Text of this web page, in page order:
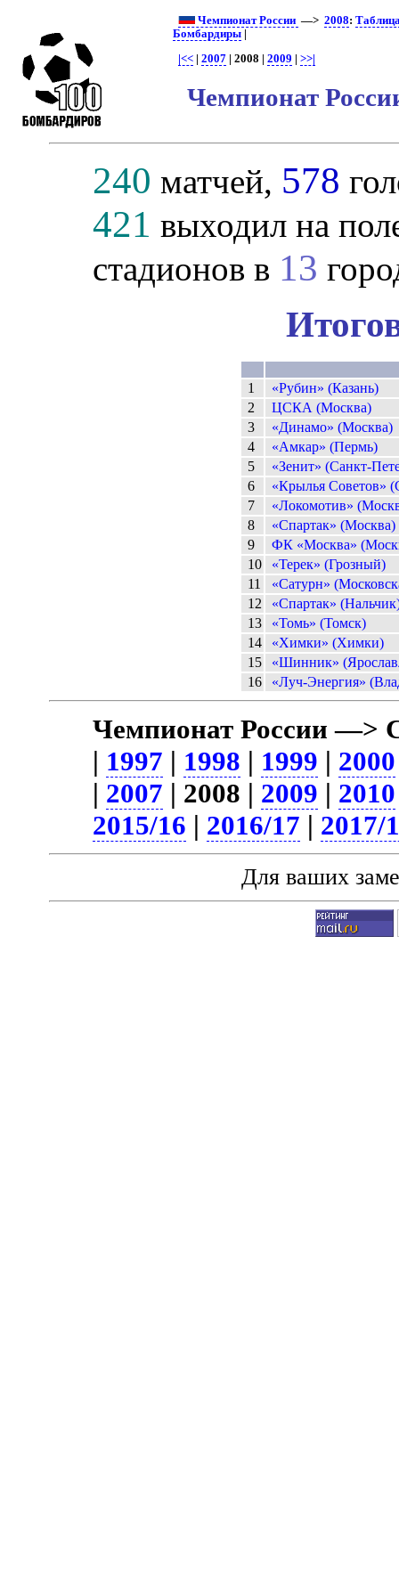
Чемпионат России —>2008:
Бомбардиры|
|<< |2007 | 2008 |2009 |>>|
Чемпионат
240 матчей, 578
421 выходил на
стадионов в 13
1
«Рубин» (Казань)
2
ЦСКА (Москва)
3
«Динамо» (Москва)
4
«Амкар» (Пермь)
5
«Зенит» (Санкт-
6
«Крылья Советов»
7
«Локомотив»
8
«Спартак» (Москва)
9
ФК «Москва»
10
«Терек» (Грозный)
11
«Сатурн»
12
«Спартак»
13
«Томь» (Томск)
14
«Химки» (Химки)
15
«Шинник»
16
«Луч-Энергия»
Чемпионат России —>
| 1997 | 1998 | 1999 | 2000
| 2007 | 2008 | 2009 | 2010
2015/16 | 2016/17 | 2017/
Для ваших